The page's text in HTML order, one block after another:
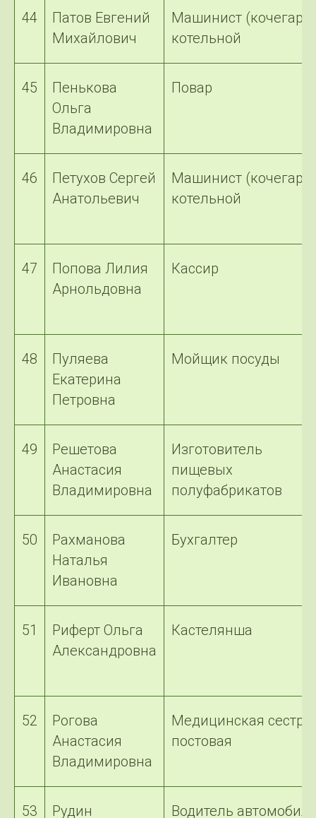
44
Патов Евгений
Михайлович
Машинист (кочегар)
котельной
45
Пенькова
Ольга
Владимировна
Повар
46
Петухов Сергей
Анатольевич
Машинист (кочегар)
котельной
47
Попова Лилия
Арнольдовна
Кассир
48
Пуляева
Екатерина
Петровна
Мойщик посуды
49
Решетова
Анастасия
Владимировна
Изготовитель
пищевых
полуфабрикатов
50
Рахманова
Наталья
Ивановна
Бухгалтер
51
Риферт Ольга
Александровна
Кастелянша
52
Рогова
Анастасия
Владимировна
Медицинская сестра
постовая
53 Рудин Водитель